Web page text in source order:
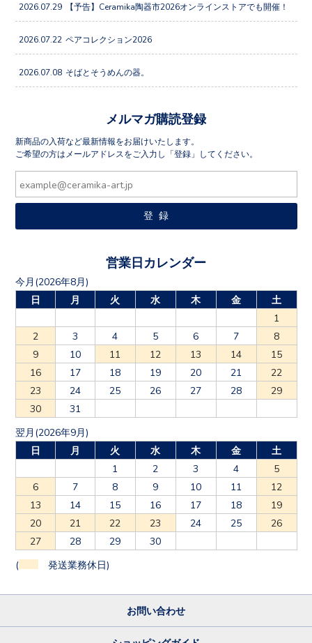
2026.07.22 ペアコレクション2026
2026.07.08 そばとそうめんの器。
新商品の入荷など最新情報をお届けいたします。
ご希望の方はメールアドレスをご入力し「登録」してください。
日
月
1
8
9
10 11 12 13 14
15
16
17 18 19 20 21
22
23
24 25 26 27 28
29
30
31
翌月(2026年9月)
日
月
1
2 3 4
5
8 9 10 11
12
13
14 15 16 17 18
19
20
21 22 23 24 25
26
27
28 29 30
( 発送業務休日)
お問い合わせ
ショッピングガイド